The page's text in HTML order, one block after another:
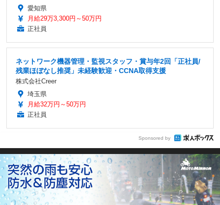
愛知県
月給29万3,300円～50万円
正社員
ネットワーク機器管理・監視スタッフ・賞与年2回「正社員/
残業ほぼなし推奨」未経験歓迎・CCNA取得支援
株式会社Creer
埼玉県
月給32万円～50万円
正社員
Sponsored by